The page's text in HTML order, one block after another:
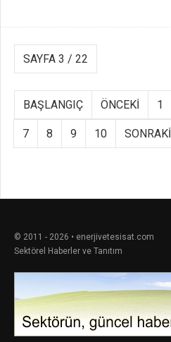
SAYFA 3 / 22
BAŞLANGIÇ ÖNCEKI 1
7 8 9 10 SONRAKI
© 2011 - 2026 • enerjivetesisat.com
Sektörel Haberler ve Tanıtım